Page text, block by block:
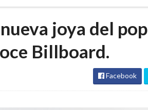
joya del pop
Billboard.
Facebook